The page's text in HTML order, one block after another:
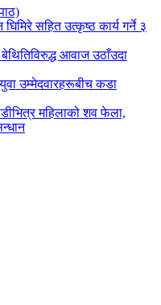
सहित उत्कृष्ठ कार्य गर्ने ३
आवाज उठाँउदा
उम्मेदवारहरूबीच कडा
महिलाको शव फेला,